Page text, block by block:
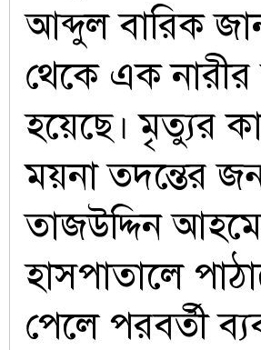
আব্দুল বারিক
থেকে এক নারীর
হয়েছে। মৃত্যুর
ময়না তদন্তের
তাজউদ্দিন
হাসপাতালে
পেলে পরবর্তী